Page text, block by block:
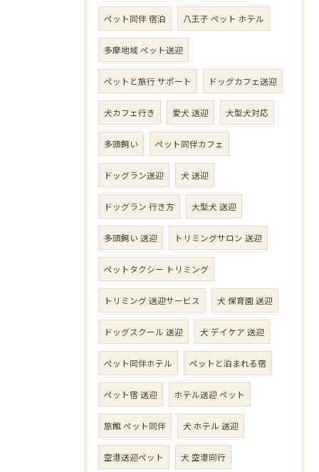
ペット同伴 宿泊 八王子 ペット ホテル
多摩地域 ペット送迎
ペットと旅行 サポート ドッグカフェ送迎
犬カフェ行き 愛犬 送迎 大型犬対応
多頭飼い ペット同伴カフェ
ドッグラン送迎 犬 送迎
ドッグラン 行き方 大型犬 送迎
多頭飼い 送迎 トリミングサロン 送迎
ペットタクシー トリミング
トリミング 送迎サービス 犬 保育園 送迎
ドッグスクール 送迎 犬 デイケア 送迎
ペット同伴ホテル ペットと泊まれる宿
ペット宿 送迎 ホテル送迎 ペット
旅館 ペット同伴 犬 ホテル 送迎
空港送迎ペット 犬 空港同行